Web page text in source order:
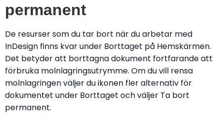
permanent
De resurser som du tar bort när du arbetar med
InDesign finns kvar under Borttaget på Hemskärmen.
Det betyder att borttagna dokument fortfarande att
förbruka molnlagringsutrymme. Om du vill rensa
molnlagringen väljer du ikonen fler alternativ för
dokumentet under Borttaget och väljer Ta bort
permanent.